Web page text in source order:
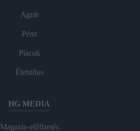
Agrár
Pénz
Piacok
Életstílus
HG MEDIA
Magazin-előfizetés